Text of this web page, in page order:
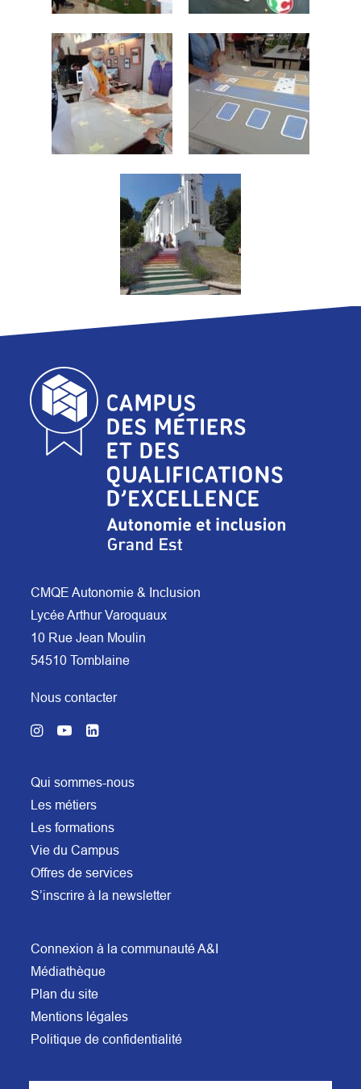
CMQE Autonomie & Inclusion
Lycée Arthur Varoquaux
10 Rue Jean Moulin
54510 Tomblaine
Nous contacter
Qui sommes-nous
Les métiers
Les formations
Vie du Campus
Offres de services
S’inscrire à la newsletter
Connexion à la communauté A&I
Médiathèque
Plan du site
Mentions légales
Politique de confidentialité